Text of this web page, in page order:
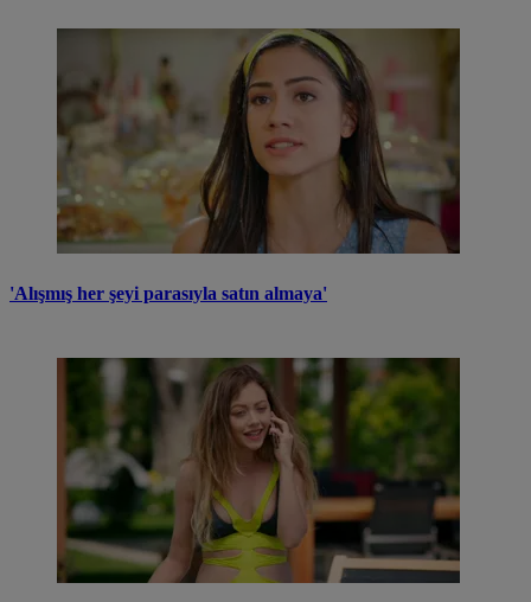
'Alışmış her şeyi parasıyla satın almaya'